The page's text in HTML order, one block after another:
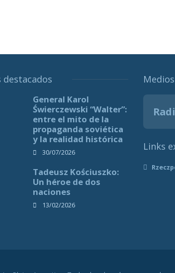
destacados
General Karol
Świerczewski “Walter”:
entre el mito de la
propaganda soviética
y la realidad histórica
30/07/2026
Tadeusz Kościuszko:
Un héroe de dos
naciones
13/02/2026
Medios
Links